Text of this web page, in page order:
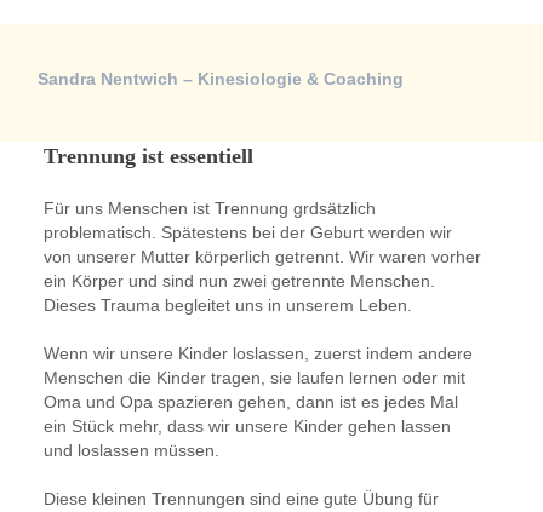
Sandra Nentwich – Kinesiologie & Coaching
Trennung ist essentiell
Für uns Menschen ist Trennung grdsätzlich
problematisch. Spätestens bei der Geburt werden wir
von unserer Mutter körperlich getrennt. Wir waren vorher
ein Körper und sind nun zwei getrennte Menschen.
Dieses Trauma begleitet uns in unserem Leben.
Wenn wir unsere Kinder loslassen, zuerst indem andere
Menschen die Kinder tragen, sie laufen lernen oder mit
Oma und Opa spazieren gehen, dann ist es jedes Mal
ein Stück mehr, dass wir unsere Kinder gehen lassen
und loslassen müssen.
Diese kleinen Trennungen sind eine gute Übung für